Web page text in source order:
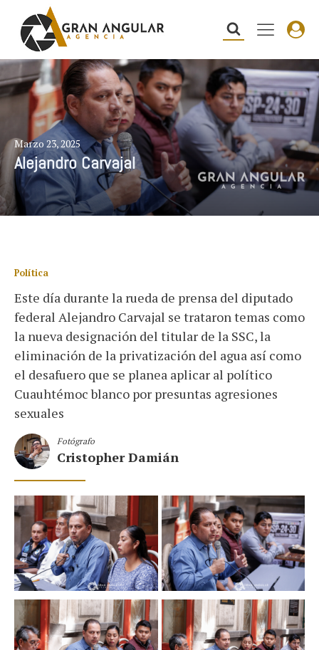
Marzo 23, 2025
Alejandro Carvajal
Política
Este día durante la rueda de prensa del diputado
federal Alejandro Carvajal se trataron temas como
la nueva designación del titular de la SSC, la
eliminación de la privatización del agua así como
el desafuero que se planea aplicar al político
Cuauhtémoc blanco por presuntas agresiones
sexuales
Fotógrafo
Cristopher Damián